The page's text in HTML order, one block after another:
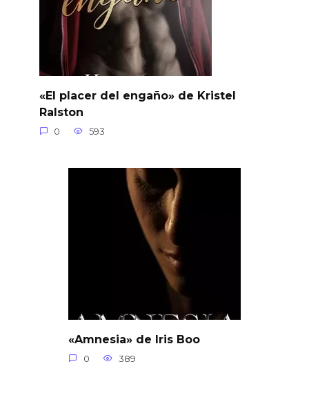
«El placer del engaño» de Kristel
Ralston
0 593
«Amnesia» de Iris Boo
0 389